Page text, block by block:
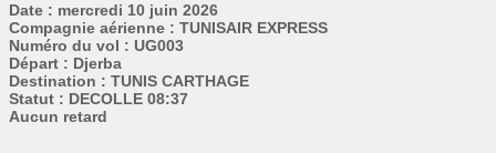
Date : mercredi 10 juin 2026
Compagnie aérienne : TUNISAIR EXPRESS
Numéro du vol : UG003
Départ : Djerba
Destination : TUNIS CARTHAGE
Statut : DECOLLE 08:37
Aucun retard